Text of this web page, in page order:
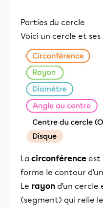
Parties du cercle
Voici un cercle et
La circonférence est
forme le contour
Le rayon d’un
(segment) qui relie